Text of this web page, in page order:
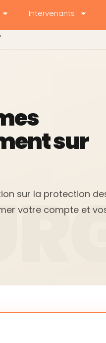
Intervenants
sur
sur la protection
votre compte et